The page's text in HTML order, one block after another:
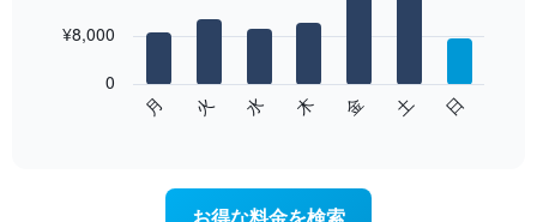
bars.
月 火 水 木 金 土 日
0
¥8,000